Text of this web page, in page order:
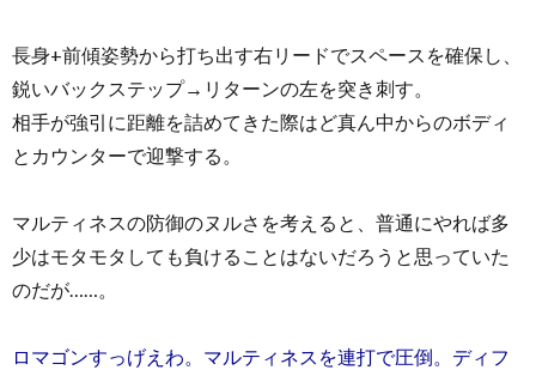
長身+前傾姿勢から打ち出す右リードでスペースを確保し、
鋭いバックステップ→リターンの左を突き刺す。
相手が強引に距離を詰めてきた際はど真ん中からのボディ
とカウンターで迎撃する。
マルティネスの防御のヌルさを考えると、普通にやれば多
少はモタモタしても負けることはないだろうと思っていた
のだが……。
ロマゴンすっげえわ。マルティネスを連打で圧倒。ディフ